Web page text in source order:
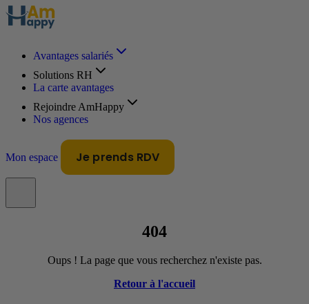
Avantages salariés
Solutions RH
La carte avantages
Rejoindre AmHappy
Nos agences
Mon espace Je prends RDV
404
Oups ! La page que vous recherchez n'existe pas.
Retour à l'accueil